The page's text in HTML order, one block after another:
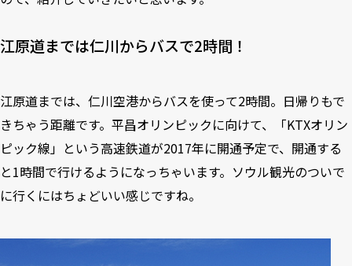
江原道までは仁川からバスで2時間！
江原道までは、仁川空港からバスを使って2時間。日帰りもで
きちゃう距離です。平昌オリンピックに向けて、「KTXオリン
ピック線」という高速鉄道が2017年に開通予定で、開通する
と1時間で行けるようになっちゃいます。ソウル観光のついで
に行くにはちょどいい感じですね。